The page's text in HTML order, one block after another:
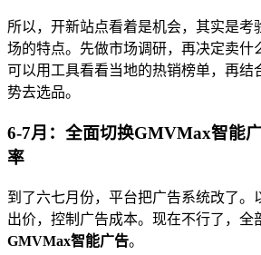
所以，开新站点看着是机会，其实是考
场的特点。先做市场调研，再决定卖什
可以用工具看看当地的热销榜单，再结
势去选品。
6-7月：全面切换GMVMax智能
率
到了六七月份，平台把广告系统改了。
出价，控制广告成本。现在不行了，全
GMVMax智能广告。